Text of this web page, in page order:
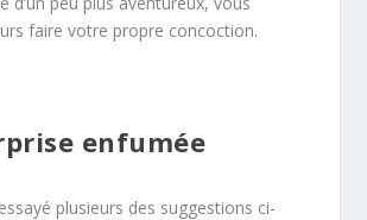
faire votre propre concoction.
enfumée
plusieurs des suggestions ci-